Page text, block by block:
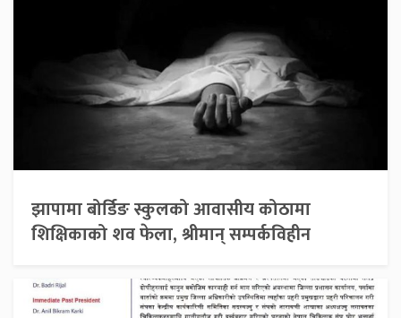
झापामा बोर्डिङ स्कुलको आवासीय कोठामा
शिक्षिकाको शव फेला, श्रीमान् सम्पर्कविहीन